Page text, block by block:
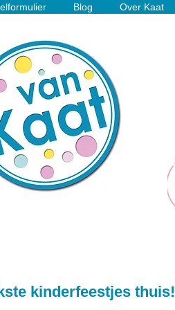
kinderfeestjes thuis!
Blog Over Kaat